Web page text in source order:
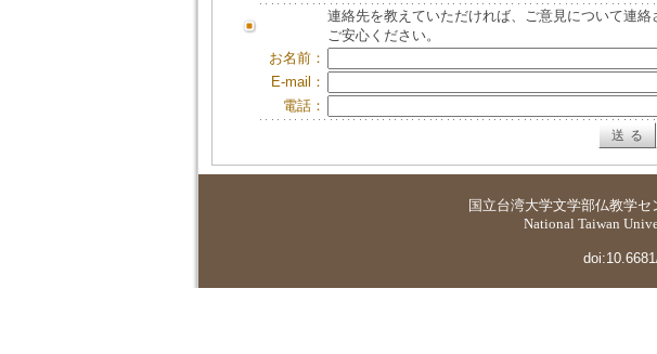
連絡先を教えていただければ、ご意見について連
ご安心ください。
お名前：
E-mail：
電話：
国立台湾大学文学部仏教学セ
National Taiwan